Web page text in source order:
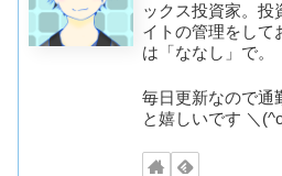
ックス投資家。投
イトの管理をして
は「ななし」で。
毎日更新なので通
と嬉しいです ＼